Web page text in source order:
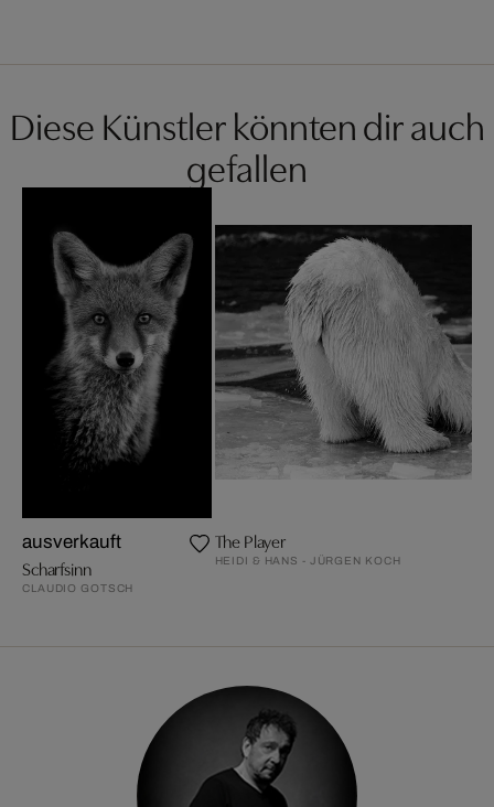
Diese Künstler könnten dir auch
gefallen
ausverkauft
Scharfsinn
CLAUDIO GOTSCH
The Player
HEIDI & HANS - JÜRGEN KOCH